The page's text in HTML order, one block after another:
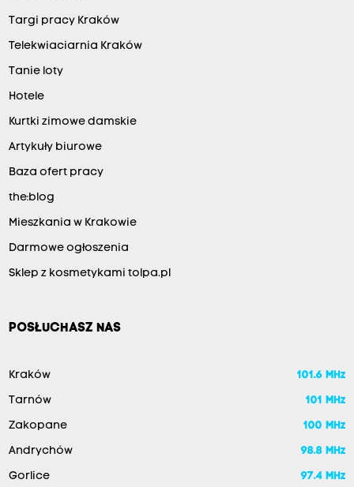
Targi pracy Kraków
Telekwiaciarnia Kraków
Tanie loty
Hotele
Kurtki zimowe damskie
Artykuły biurowe
Baza ofert pracy
the:blog
Mieszkania w Krakowie
Darmowe ogłoszenia
Sklep z kosmetykami tolpa.pl
POSŁUCHASZ NAS
Kraków 101.6 MHz
Tarnów 101 MHz
Zakopane 100 MHz
Andrychów 98.8 MHz
Gorlice 97.4 MHz